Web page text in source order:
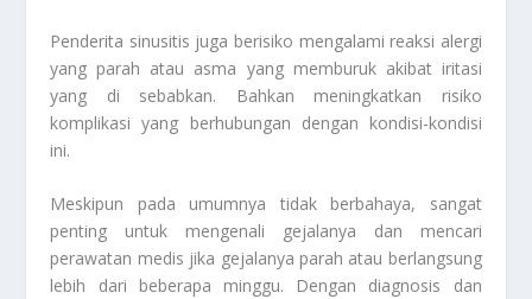
Penderita sinusitis juga berisiko mengalami reaksi alergi
yang parah atau asma yang memburuk akibat iritasi
yang di sebabkan. Bahkan meningkatkan risiko
komplikasi yang berhubungan dengan kondisi-kondisi
ini.
Meskipun pada umumnya tidak berbahaya, sangat
penting untuk mengenali gejalanya dan mencari
perawatan medis jika gejalanya parah atau berlangsung
lebih dari beberapa minggu. Dengan diagnosis dan